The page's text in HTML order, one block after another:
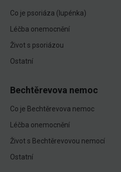
Co je psoriáza (lupénka)
Léčba onemocnění
Život s psoriázou
Ostatní
Bechtěrevova nemoc
Co je Bechtěrevova nemoc
Léčba onemocnění
Život s Bechtěrevovou nemocí
Ostatní